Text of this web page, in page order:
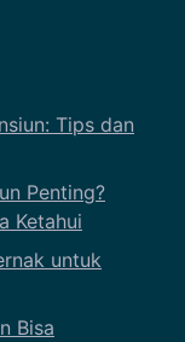
Tips dan
Penting?
Ketahui
untuk
Bisa